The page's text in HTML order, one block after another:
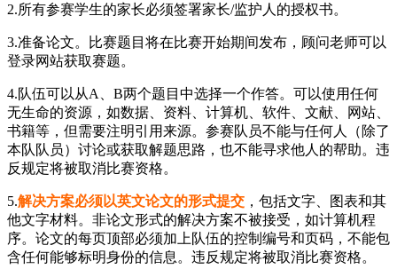
2.所有参赛学生的家长必须签署家长/监护人的授权书。
3.准备论文。比赛题目将在比赛开始期间发布，顾问老师可以
登录网站获取赛题。
4.队伍可以从A、B两个题目中选择一个作答。可以使用任何
无生命的资源，如数据、资料、计算机、软件、文献、网站、
书籍等，但需要注明引用来源。参赛队员不能与任何人（除了
本队队员）讨论或获取解题思路，也不能寻求他人的帮助。违
反规定将被取消比赛资格。
5.解决方案必须以英文论文的形式提交 ，包括文字、图表和其
他文字材料。非论文形式的解决方案不被接受，如计算机程
序。论文的每页顶部必须加上队伍的控制编号和页码，不能包
含任何能够标明身份的信息。违反规定将被取消比赛资格。